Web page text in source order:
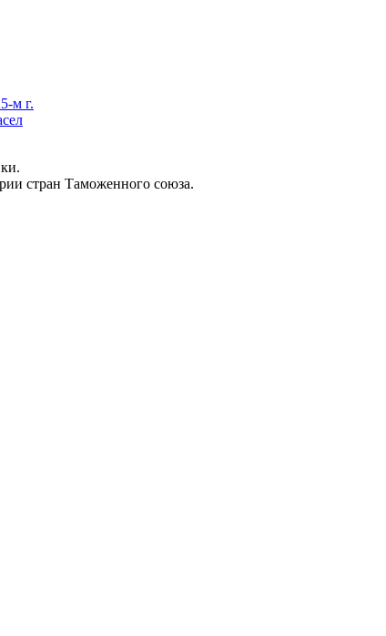
м г.
стран Таможенного союза.